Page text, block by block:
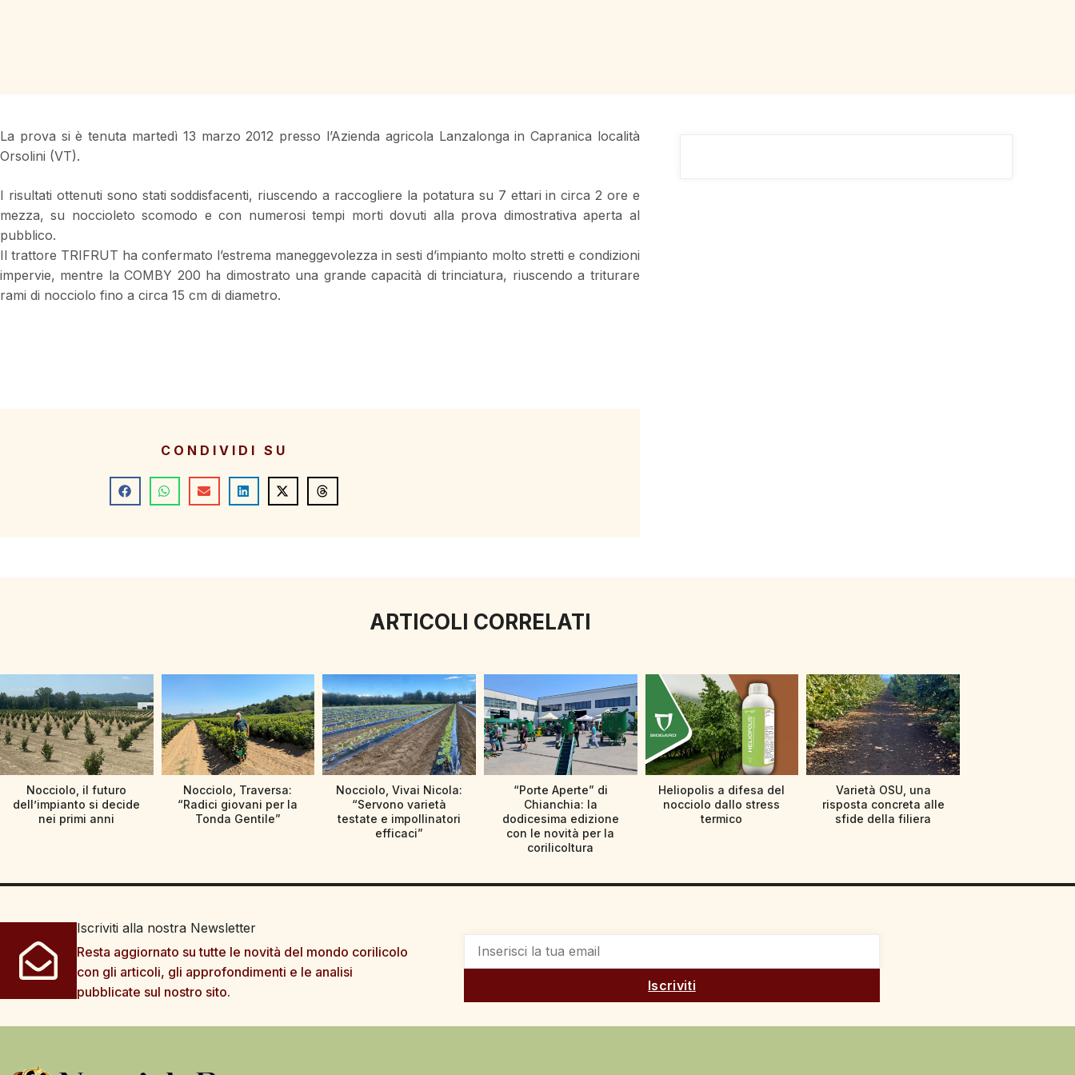
La prova si è tenuta martedì 13 marzo 2012 presso l’Azienda agricola Lanzalonga in Capranica località
Orsolini (VT).
I risultati ottenuti sono stati soddisfacenti, riuscendo a raccogliere la potatura su 7 ettari in circa 2 ore e
mezza, su noccioleto scomodo e con numerosi tempi morti dovuti alla prova dimostrativa aperta al
pubblico.
Il trattore TRIFRUT ha confermato l’estrema maneggevolezza in sesti d’impianto molto stretti e condizioni
impervie, mentre la COMBY 200 ha dimostrato una grande capacità di trinciatura, riuscendo a triturare
rami di nocciolo fino a circa 15 cm di diametro.
CONDIVIDI SU
ARTICOLI CORRELATI
Nocciolo, il futuro
dell’impianto si decide
nei primi anni
Nocciolo, Traversa:
“Radici giovani per la
Tonda Gentile”
Nocciolo, Vivai Nicola:
“Servono varietà
testate e impollinatori
efficaci”
“Porte Aperte” di
Chianchia: la
dodicesima edizione
con le novità per la
corilicoltura
Heliopolis a difesa del
nocciolo dallo stress
termico
Varietà OSU, una
risposta concreta alle
sfide della filiera
Iscriviti alla nostra Newsletter
Resta aggiornato su tutte le novità del mondo corilicolo
con gli articoli, gli approfondimenti e le analisi
pubblicate sul nostro sito.
Iscriviti